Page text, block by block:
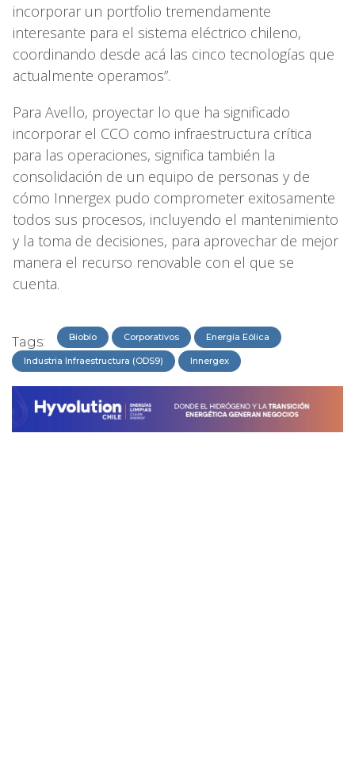
incorporar un portfolio tremendamente
interesante para el sistema eléctrico chileno,
coordinando desde acá las cinco tecnologías que
actualmente operamos”.
Para Avello, proyectar lo que ha significado
incorporar el CCO como infraestructura crítica
para las operaciones, significa también la
consolidación de un equipo de personas y de
cómo Innergex pudo comprometer exitosamente
todos sus procesos, incluyendo el mantenimiento
y la toma de decisiones, para aprovechar de mejor
manera el recurso renovable con el que se
cuenta.
Tags: Biobío Corporativos Energía Eólica
Industria Infraestructura (ODS9) Innergex